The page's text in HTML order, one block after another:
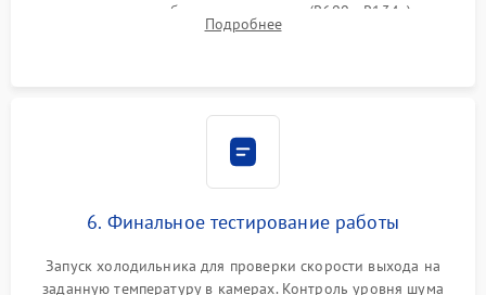
дозированным объемом хладагента (R600a, R134a) по
электронным весам. Контроль рабочего давления в системе.
Подробнее
6. Финальное тестирование работы
Запуск холодильника для проверки скорости выхода на
заданную температуру в камерах. Контроль уровня шума